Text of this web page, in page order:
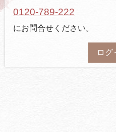
0120-789-222